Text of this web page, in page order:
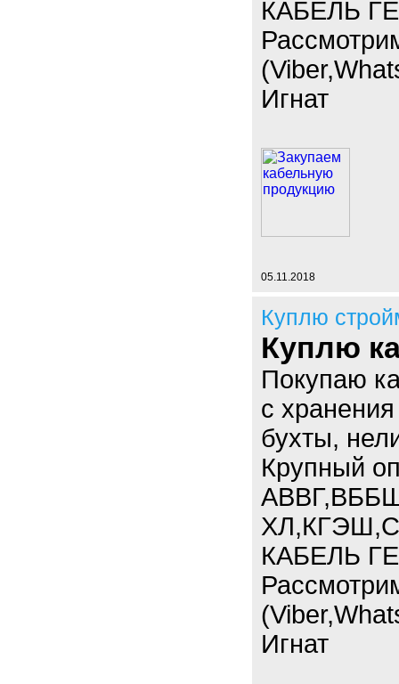
КАБЕЛЬ
Игнат
05.11.2018
Куплю
Куплю
Покупаю
с
бухты,
Крупный
КАБЕЛЬ
Игнат